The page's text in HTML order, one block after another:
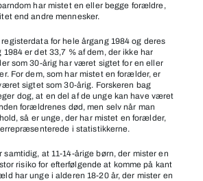
har mistet en eller begge forældre,
end andre mennesker.
for hele årgang 1984 og deres
er det 33,7 % af dem, der ikke har
som 30-årig har været sigtet for en eller
For dem, som har mistet en forælder, er
sigtet som 30-årig. Forskeren bag
dog, at en del af de unge kan have været
forældrenes død, men selv når man
så er unge, der har mistet en forælder,
i statistikkerne.
samtidig, at 11-14-årige børn, der mister en
risiko for efterfølgende at komme på kant
har unge i alderen 18-20 år, der mister en